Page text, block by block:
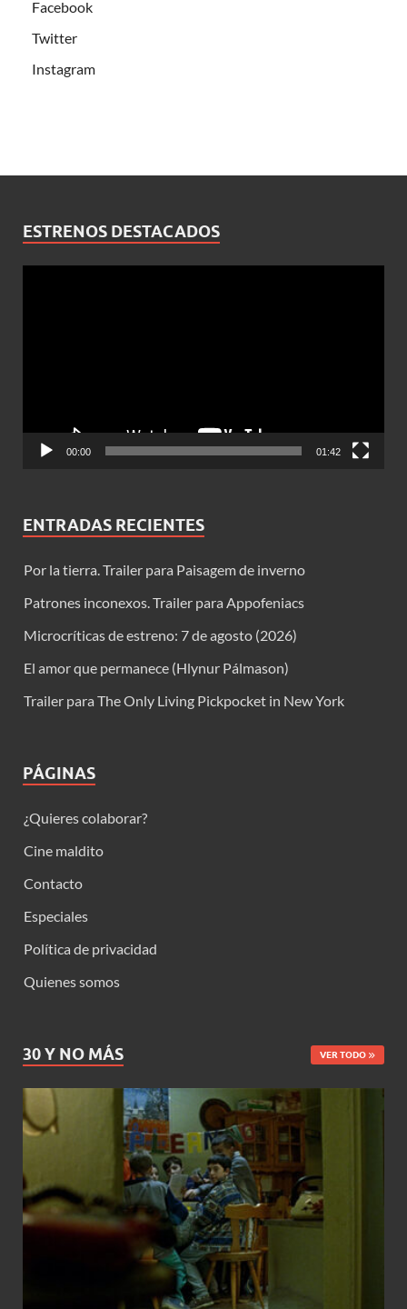
Facebook
Twitter
Instagram
ESTRENOS DESTACADOS
00:00 01:42
ENTRADAS RECIENTES
Por la tierra. Trailer para Paisagem de inverno
Patrones inconexos. Trailer para Appofeniacs
Microcríticas de estreno: 7 de agosto (2026)
El amor que permanece (Hlynur Pálmason)
Trailer para The Only Living Pickpocket in New York
PÁGINAS
¿Quieres colaborar?
Cine maldito
Contacto
Especiales
Política de privacidad
Quienes somos
30 Y NO MÁS VER TODO